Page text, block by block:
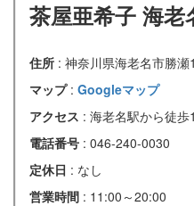
茶屋亜希子 海老
住所 : 神奈川県海老名市勝瀬
マップ : Googleマップ
アクセス : 海老名駅から徒歩
電話番号 : 046-240-0030
定休日 : なし
営業時間 : 11:00～20:00